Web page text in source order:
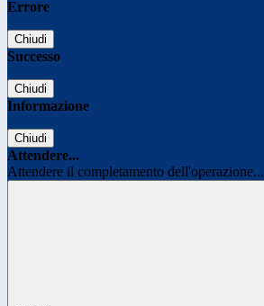
Errore
Chiudi
Successo
Chiudi
Informazione
Chiudi
Attendere...
Attendere il completamento dell'operazione...